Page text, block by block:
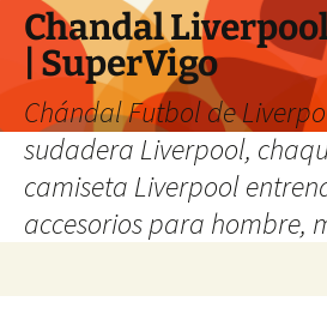
Chandal
| SuperVigo
Chándal Futbol de
sudadera Liverpool,
camiseta Liverpool
accesorios para hombre,